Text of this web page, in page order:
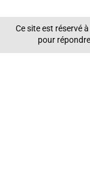
Ce site est réservé
pour